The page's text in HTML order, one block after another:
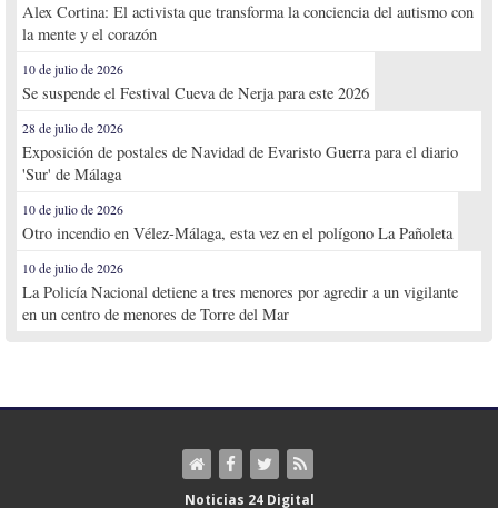
Alex Cortina: El activista que transforma la conciencia del autismo con
la mente y el corazón
10 de julio de 2026
Se suspende el Festival Cueva de Nerja para este 2026
28 de julio de 2026
Exposición de postales de Navidad de Evaristo Guerra para el diario
'Sur' de Málaga
10 de julio de 2026
Otro incendio en Vélez-Málaga, esta vez en el polígono La Pañoleta
10 de julio de 2026
La Policía Nacional detiene a tres menores por agredir a un vigilante
en un centro de menores de Torre del Mar
Noticias 24 Digital